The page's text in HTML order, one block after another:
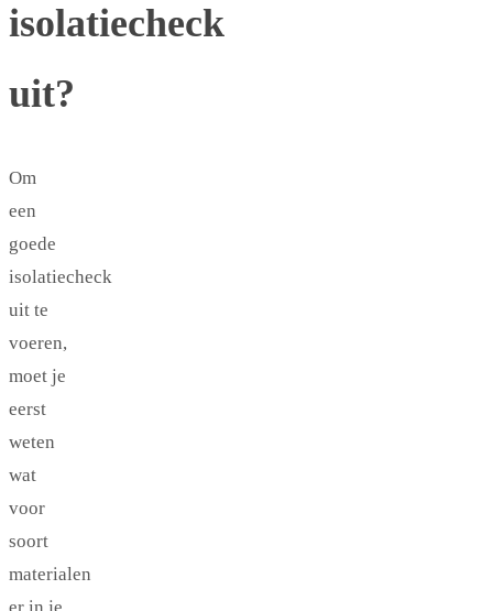
isolatiecheck
uit?
Om
een
goede
isolatiecheck
uit te
voeren,
moet je
eerst
weten
wat
voor
soort
materialen